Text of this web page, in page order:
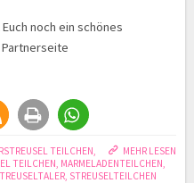
noch ein schönes
MEHR LESEN
TEILCHEN,
TEILCHEN, MARMELADENTEILCHEN,
, STREUSELTEILCHEN